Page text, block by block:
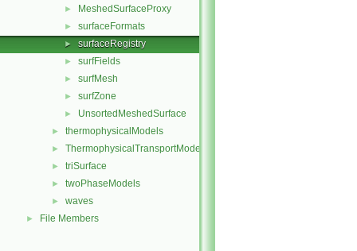
► MeshedSurfaceProxy
► surfaceFormats
► surfaceRegistry
► surfFields
► surfMesh
► surfZone
► UnsortedMeshedSurface
► thermophysicalModels
► ThermophysicalTransportModels
► triSurface
► twoPhaseModels
► waves
► File Members